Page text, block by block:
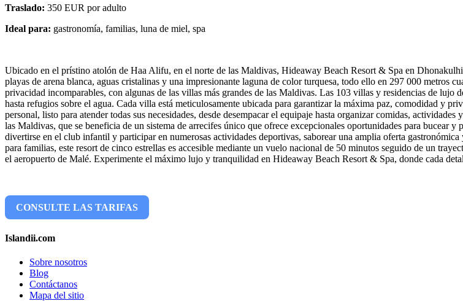
Traslado: 350 EUR por adulto
Ideal para: gastronomía, familias, luna de miel, spa
Ubicado en el prístino atolón de Haa Alifu, en el norte de las Maldivas, Hideaway Beach Resort & Spa en
playas de arena blanca, aguas cristalinas y una impresionante laguna de color turquesa, todo ello en 297 000 metros
privacidad incomparables, con algunas de las villas más grandes de las Maldivas. Las 103 villas y residencias de lujo
hasta refugios sobre el agua. Cada villa está meticulosamente ubicada para garantizar la máxima paz, comodidad y
personal, listo para atender todas sus necesidades, desde desempacar el equipaje hasta organizar comidas,
las Maldivas, que se beneficia de un sistema de arrecifes único que ofrece excepcionales oportunidades para bucear
divertirse en el club infantil y participar en numerosas actividades deportivas, saborear una amplia oferta
para familias, este resort de cinco estrellas es accesible mediante un vuelo nacional de 50 minutos seguido de un
el aeropuerto de Malé. Experimente el máximo lujo y tranquilidad en Hideaway Beach Resort & Spa, donde cada
CONSULTE LAS TARIFAS
Islandii.com
Sobre nosotros
Blog
Contáctanos
Mapa del sitio